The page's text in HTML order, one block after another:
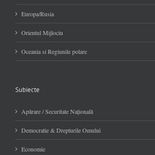
Europa/Rusia
Orientul Mijlociu
Oceania si Regiunile polare
Subiecte
Apărare / Securitate Naţională
Democratie & Drepturile Omului
Economie